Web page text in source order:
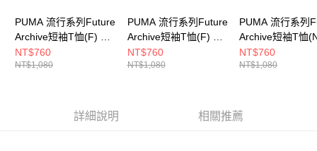
PUMA 流行系列Future
Archive短袖T恤(F) 女
短袖上衣 63212201
NT$760
NT$1,080
PUMA 流行系列Future
Archive短袖T恤(F) 女
短袖上衣 63212202
NT$760
NT$1,080
PUMA 流行系列
Archive短袖T恤
女 短袖上衣
NT$760
NT$1,080
詳細說明 相關推薦